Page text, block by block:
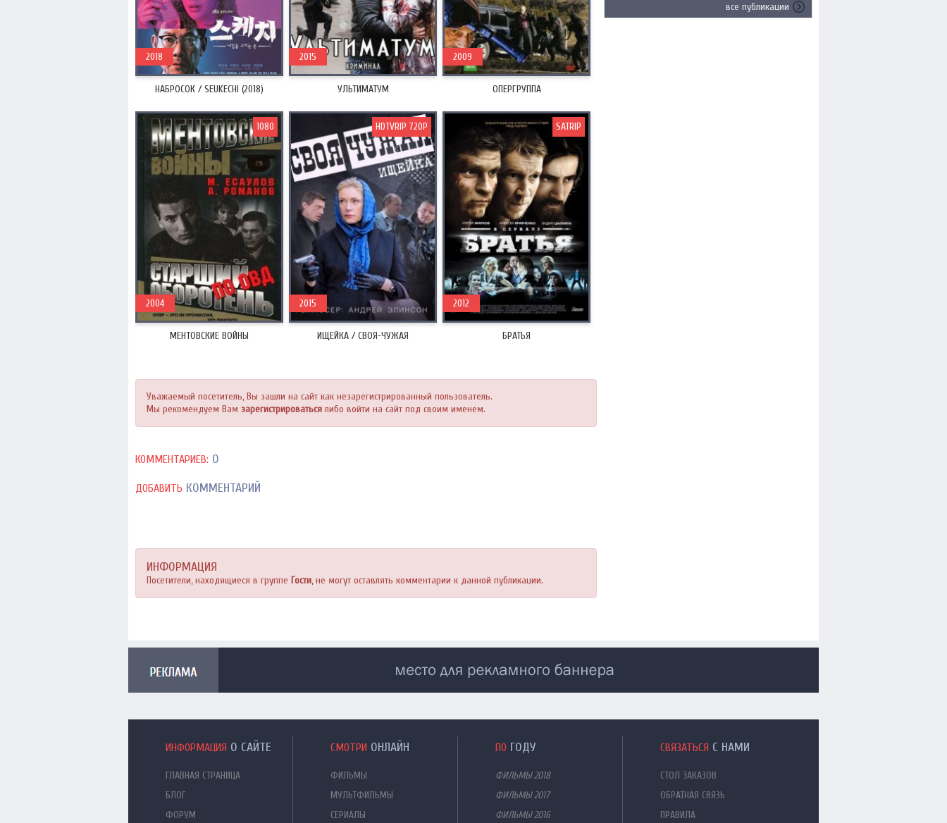
НАБРОСОК / SEUKECHI (2018)
2018
УЛЬТИМАТУМ
2015
ОПЕРГРУППА
2009
МЕНТОВСКИЕ ВОЙНЫ
2004
1080
ИЩЕЙКА / СВОЯ-ЧУЖАЯ
2015
HDTVRIP 720P
БРАТЬЯ
2012
SATRIP
Уважаемый посетитель, Вы зашли на сайт как незарегистрированный пользователь.
Мы рекомендуем Вам зарегистрироватьсялибо войти на сайт под своим именем.
КОММЕНТАРИЕВ: 0
ДОБАВИТЬ КОММЕНТАРИЙ
ИНФОРМАЦИЯ
Посетители, находящиеся в группе Гости, не могут оставлять комментарии к данной публикации.
все публикации
ИНФОРМАЦИЯ О САЙТЕ
ГЛАВНАЯ СТРАНИЦА
БЛОГ
ФОРУМ
СМОТРИ ОНЛАЙН
ФИЛЬМЫ
МУЛЬТФИЛЬМЫ
СЕРИАЛЫ
ПО ГОДУ
ФИЛЬМЫ 2018
ФИЛЬМЫ 2017
ФИЛЬМЫ 2016
СВЯЗАТЬСЯ С НАМИ
СТОЛ ЗАКАЗОВ
ОБРАТНАЯ СВЯЗЬ
ПРАВИЛА